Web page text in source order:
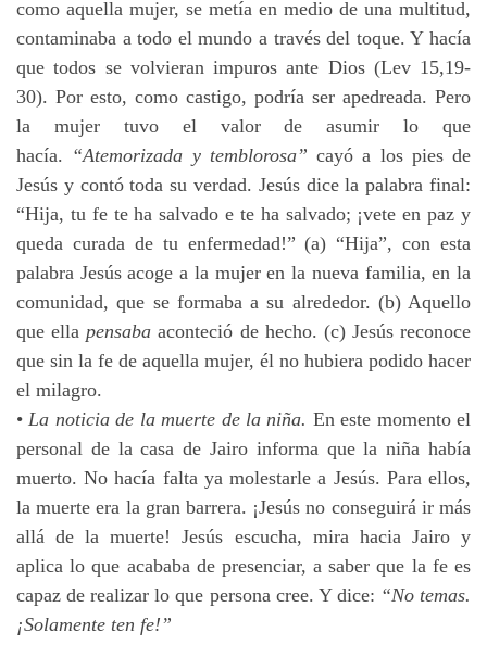
como aquella mujer, se metía en medio de una multitud,
contaminaba a todo el mundo a través del toque. Y hacía
que todos se volvieran impuros ante Dios (Lev 15,19-
30). Por esto, como castigo, podría ser apedreada. Pero
la mujer tuvo el valor de asumir lo que
hacía. “Atemorizada y temblorosa” cayó a los pies de
Jesús y contó toda su verdad. Jesús dice la palabra final:
“Hija, tu fe te ha salvado e te ha salvado; ¡vete en paz y
queda curada de tu enfermedad!” (a) “Hija”, con esta
palabra Jesús acoge a la mujer en la nueva familia, en la
comunidad, que se formaba a su alrededor. (b) Aquello
que ella pensabaaconteció de hecho. (c) Jesús reconoce
que sin la fe de aquella mujer, él no hubiera podido hacer
el milagro.
• La noticia de la muerte de la niña. En este momento el
personal de la casa de Jairo informa que la niña había
muerto. No hacía falta ya molestarle a Jesús. Para ellos,
la muerte era la gran barrera. ¡Jesús no conseguirá ir más
allá de la muerte! Jesús escucha, mira hacia Jairo y
aplica lo que acababa de presenciar, a saber que la fe es
capaz de realizar lo que persona cree. Y dice: “No temas.
¡Solamente ten fe!”